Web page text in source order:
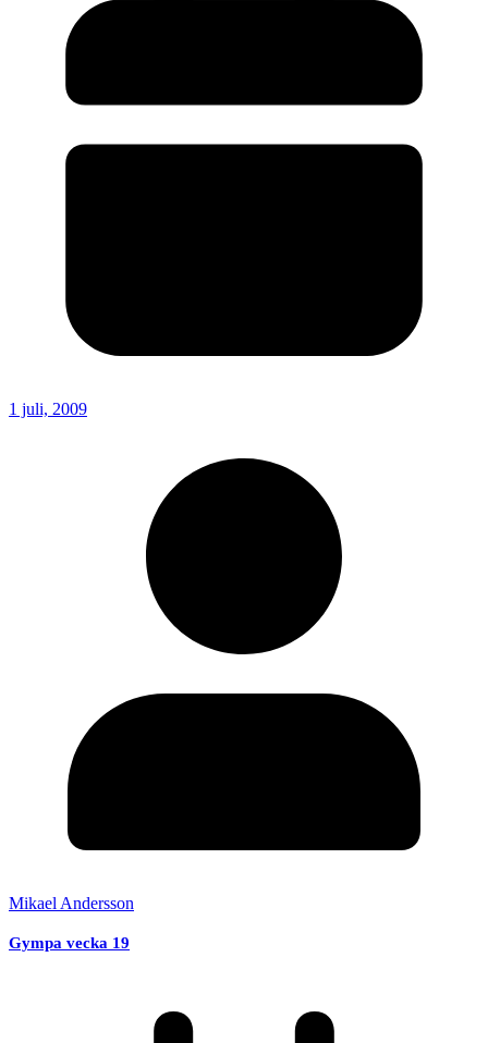
1 juli, 2009
Mikael Andersson
Gympa vecka 19